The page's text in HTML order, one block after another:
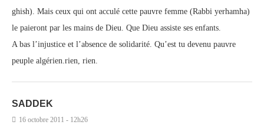
ghish). Mais ceux qui ont acculé cette pauvre femme (Rabbi yerhamha)
le paieront par les mains de Dieu. Que Dieu assiste ses enfants.
A bas l’injustice et l’absence de solidarité. Qu’est tu devenu pauvre
peuple algérien.rien, rien.
SADDEK
16 octobre 2011 - 12h26